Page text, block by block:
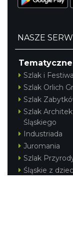
NASZE
Tematyczne
Szlak i
Szlak Orlich
Szlak
Szlak
Śląskiego
Industriada
Juromania
Szlak
Śląskie z